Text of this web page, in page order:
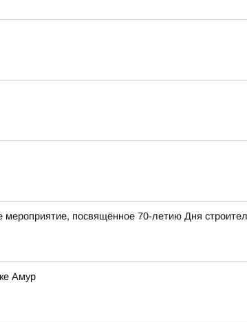
мероприятие, посвящённое 70-летию Дня
Амур